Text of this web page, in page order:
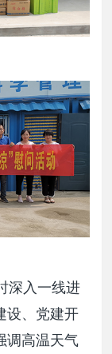
深入一线进
设、党建开
调高温天气